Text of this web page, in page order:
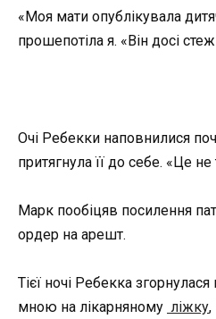
«Моя мати опублікувала
прошепотіла я. «Він досі
Очі Ребекки наповнилися
притягнула її до себе. «Це
Марк пообіцяв посилення
ордер на арешт.
Тієї ночі Ребекка
мною на лікарняному ліжку,